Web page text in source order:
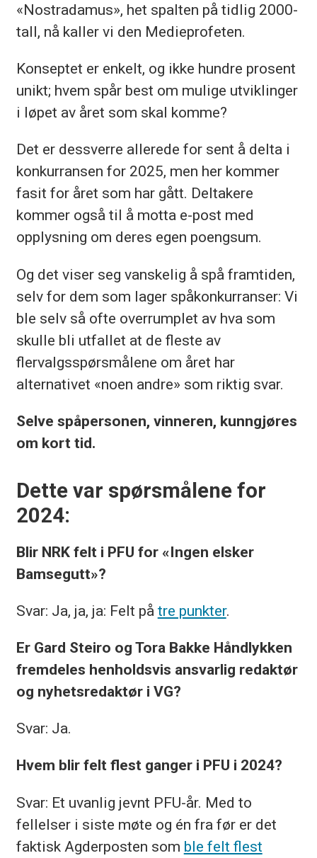
«Nostradamus», het spalten på tidlig 2000-
tall, nå kaller vi den Medieprofeten.
Konseptet er enkelt, og ikke hundre prosent
unikt; hvem spår best om mulige utviklinger
i løpet av året som skal komme?
Det er dessverre allerede for sent å delta i
konkurransen for 2025, men her kommer
fasit for året som har gått. Deltakere
kommer også til å motta e-post med
opplysning om deres egen poengsum.
Og det viser seg vanskelig å spå framtiden,
selv for dem som lager spåkonkurranser: Vi
ble selv så ofte overrumplet av hva som
skulle bli utfallet at de fleste av
flervalgsspørsmålene om året har
alternativet «noen andre» som riktig svar.
Selve spåpersonen, vinneren, kunngjøres
om kort tid.
Dette var spørsmålene for
2024:
Blir NRK felt i PFU for «Ingen elsker
Bamsegutt»?
Svar: Ja, ja, ja: Felt på tre punkter.
Er Gard Steiro og Tora Bakke Håndlykken
fremdeles henholdsvis ansvarlig redaktør
og nyhetsredaktør i VG?
Svar: Ja.
Hvem blir felt flest ganger i PFU i 2024?
Svar: Et uvanlig jevnt PFU-år. Med to
fellelser i siste møte og én fra før er det
faktisk Agderposten som ble felt flest